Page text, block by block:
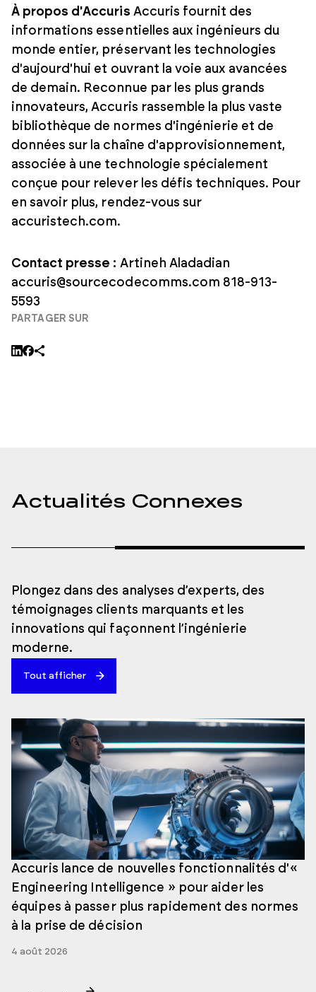
PARTAGER SUR
À propos d'Accuris Accuris fournit des
informations essentielles aux ingénieurs du
monde entier, préservant les technologies
d'aujourd'hui et ouvrant la voie aux avancées
de demain. Reconnue par les plus grands
innovateurs, Accuris rassemble la plus vaste
bibliothèque de normes d'ingénierie et de
données sur la chaîne d'approvisionnement,
associée à une technologie spécialement
conçue pour relever les défis techniques. Pour
en savoir plus, rendez-vous sur
accuristech.com.
Contact presse : Artineh Aladadian
accuris@sourcecodecomms.com 818-913-
5593
Actualités Connexes
Tout afficher
Plongez dans des analyses d’experts, des
témoignages clients marquants et les
innovations qui façonnent l’ingénierie
moderne.
Accuris lance de nouvelles fonctionnalités d'«
Engineering Intelligence » pour aider les
équipes à passer plus rapidement des normes
à la prise de décision
4 août 2026